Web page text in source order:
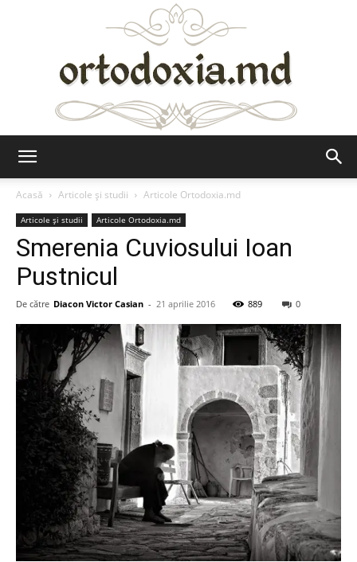
Acasă
Articole şi studii Articole Ortodoxia.md
Articole şi studii Articole Ortodoxia.md
Smerenia Cuviosului Ioan
Pustnicul
De către Diacon Victor Casian - 21 aprilie 2016 889 0